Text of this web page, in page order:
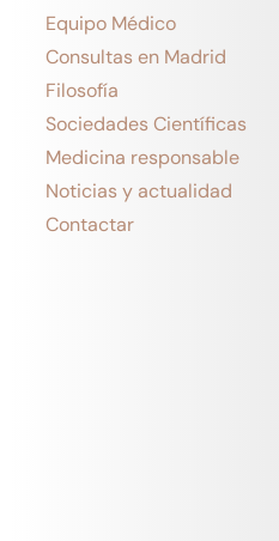
Equipo Médico
Consultas en Madrid
Filosofía
Sociedades Científicas
Medicina responsable
Noticias y actualidad
Contactar